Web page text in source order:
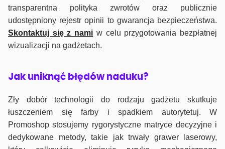
transparentna polityka zwrotów oraz publicznie
udostępniony rejestr opinii to gwarancja bezpieczeństwa.
Skontaktuj się z nami w celu przygotowania bezpłatnej
wizualizacji na gadżetach.
Jak uniknąć błędów naduku?
Zły dobór technologii do rodzaju gadżetu skutkuje
łuszczeniem się farby i spadkiem autorytetuj. W
Promoshop stosujemy rygorystyczne matryce decyzyjne i
dedykowane metody, takie jak trwały grawer laserowy,